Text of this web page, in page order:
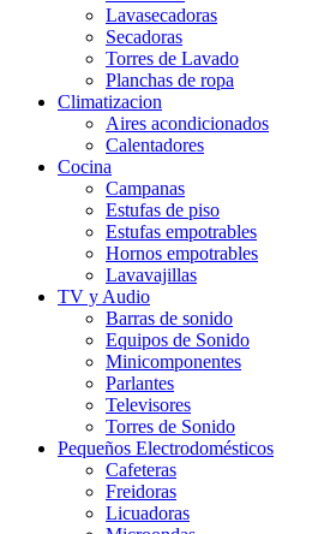
Lavasecadoras
Secadoras
Torres de Lavado
Planchas de ropa
Climatizacion
Aires acondicionados
Calentadores
Cocina
Campanas
Estufas de piso
Estufas empotrables
Hornos empotrables
Lavavajillas
TV y Audio
Barras de sonido
Equipos de Sonido
Minicomponentes
Parlantes
Televisores
Torres de Sonido
Pequeños Electrodomésticos
Cafeteras
Freidoras
Licuadoras